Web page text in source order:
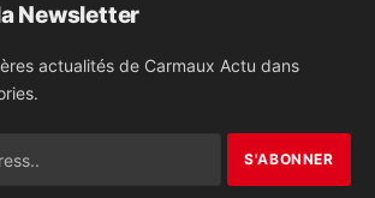
Newsletter
actualités de Carmaux Actu dans